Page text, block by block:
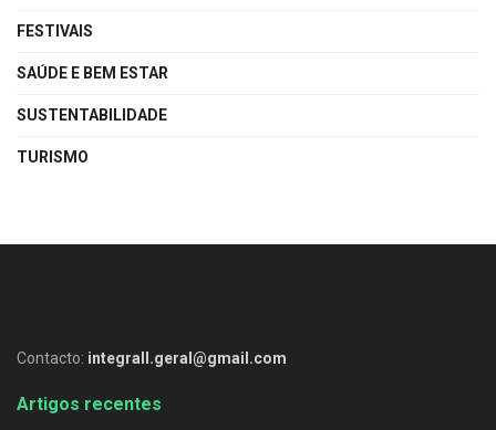
FESTIVAIS
SAÚDE E BEM ESTAR
SUSTENTABILIDADE
TURISMO
Contacto: integrall.geral@gmail.com
Artigos recentes